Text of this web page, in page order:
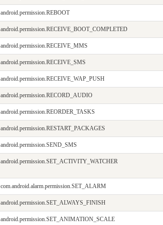
android.permission.REBOOT
android.permission.RECEIVE_BOOT_COMPLETED
android.permission.RECEIVE_MMS
android.permission.RECEIVE_SMS
android.permission.RECEIVE_WAP_PUSH
android.permission.RECORD_AUDIO
android.permission.REORDER_TASKS
android.permission.RESTART_PACKAGES
android.permission.SEND_SMS
android.permission.SET_ACTIVITY_WATCHER
com.android.alarm.permission.SET_ALARM
android.permission.SET_ALWAYS_FINISH
android.permission.SET_ANIMATION_SCALE